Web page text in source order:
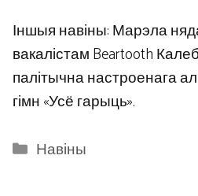
Іншыя навіны: Марэла
вакалістам Beartooth
палітычна настроенага
гімн «Усё гарыць».
Categories
Навіны